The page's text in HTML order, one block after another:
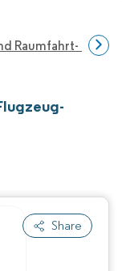
Raumfahrt- Und
Share